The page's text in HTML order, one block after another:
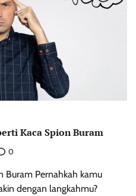
Kaca Spion Buram
0
Buram Pernahkah kamu
dengan langkahmu?